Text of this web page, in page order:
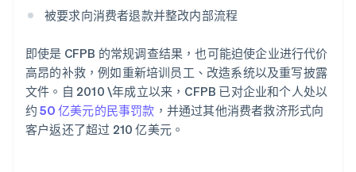
被要求向消费者退款并整改内部流程
即使是 CFPB 的常规调查结果，也可能迫使企业进行代价
高昂的补救，例如重新培训员工、改造系统以及重写披露
文件。自 2010 \年成立以来，CFPB 已对企业和个人处以
约50 亿美元的民事罚款 ，并通过其他消费者救济形式向
客户返还了超过 210 亿美元。